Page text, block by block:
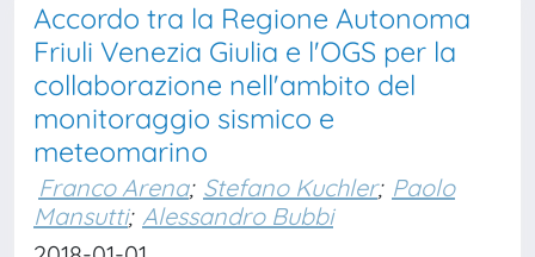
Accordo tra la Regione Autonoma
Friuli Venezia Giulia e l'OGS per la
collaborazione nell'ambito del
monitoraggio sismico e
meteomarino
Franco Arena; Stefano Kuchler; Paolo
Mansutti; Alessandro Bubbi